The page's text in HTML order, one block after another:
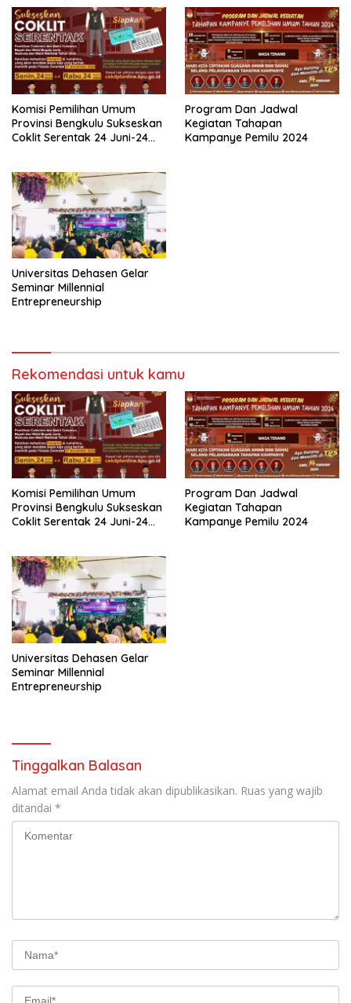
Komisi Pemilihan Umum
Provinsi Bengkulu Sukseskan
Coklit Serentak 24 Juni-24
Program Dan Jadwal
Kegiatan Tahapan
Kampanye Pemilu 2024
Universitas Dehasen Gelar
Seminar Millennial
Entrepreneurship
Rekomendasi untuk kamu
Komisi Pemilihan Umum
Provinsi Bengkulu Sukseskan
Coklit Serentak 24 Juni-24
Program Dan Jadwal
Kegiatan Tahapan
Kampanye Pemilu 2024
Universitas Dehasen Gelar
Seminar Millennial
Entrepreneurship
Tinggalkan Balasan
Alamat email Anda tidak akan dipublikasikan. Ruas yang wajib
ditandai *